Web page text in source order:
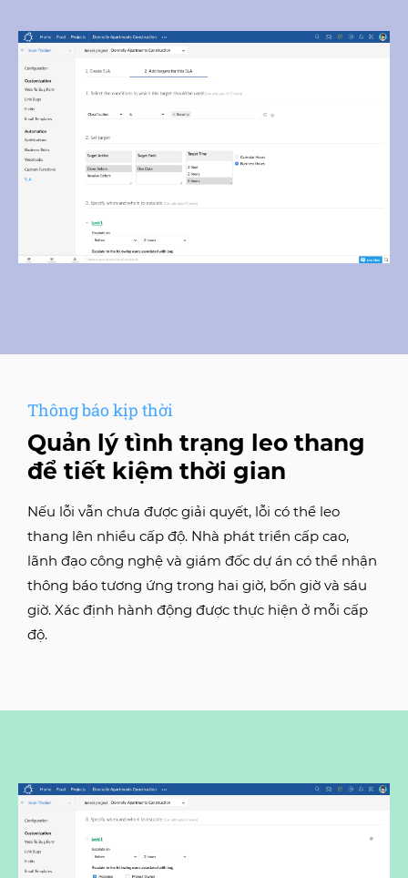
Thông báo kịp thời
Quản lý tình trạng leo thang
để tiết kiệm thời gian
Nếu lỗi vẫn chưa được giải quyết, lỗi có thể leo
thang lên nhiều cấp độ. Nhà phát triển cấp cao,
lãnh đạo công nghệ và giám đốc dự án có thể nhận
thông báo tương ứng trong hai giờ, bốn giờ và sáu
giờ. Xác định hành động được thực hiện ở mỗi cấp
độ.